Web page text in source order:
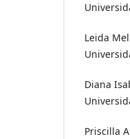
Leida
Diana
Priscilla